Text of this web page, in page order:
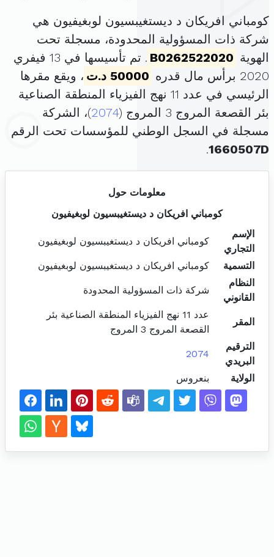
كومباني افريكان د ديستغيبسيون لوبغيفيون هي
شركة ذات المسؤولية المحدودة، مسجلة تحت
الهوية B0262522020
. تم تأسيسها في 13 فيفري
2020 برأس مال قدره
50000 د.ت
، ويقع مقرها
الرئيسي في عدد 11 نهج الفيزياء المنطقة الصناعية
بئر القصعة المروج 3 المروج (
2074)، الشركة
مسجلة في السجل الوطني للمؤسسات تحت الرقم
1660507D
.
معلومات حول
كومباني افريكان د ديستغيبسيون لوبغيفيون
الإسم
التجاري
كومباني افريكان د ديستغيبسيون لوبغيفيون
التسمية
كومباني افريكان د ديستغيبسيون لوبغيفيون
النظام
القانوني
شركة ذات المسؤولية المحدودة
المقر
عدد 11 نهج الفيزياء المنطقة الصناعية بئر
القصعة المروج 3 المروج
الترقيم
البريدي
2074
الولاية بنعروس